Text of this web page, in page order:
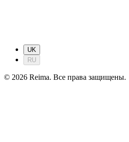
UK
RU
© 2026 Reima. Все права защищены.